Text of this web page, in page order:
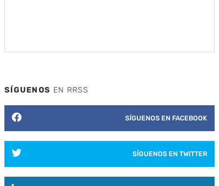
SÍGUENOS EN RRSS
SÍGUENOS EN FACEBOOK
SÍGUENOS EN TWITTER